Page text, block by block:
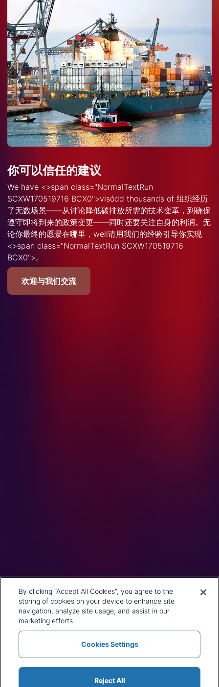
你可以信任的建议
We have <>span class="NormalTextRun
SCXW170519716 BCX0">visódd thousands of 组织经历
了无数场景——从讨论降低碳排放所需的技术变革，到确保
遵守即将到来的政策变更——同时还要关注自身的利润。无
论你最终的愿景在哪里， well请用我们的经验引导你实现
<>span class="NormalTextRun SCXW170519716
BCX0">。
欢迎与我们交流
领导团队
地址
我们的方法论
工作机会
偏好中心
隐私政策
条款与细则
新闻和媒体
政策与声明
新闻和媒体
条款与细则
Cookie 列表
By clicking “Accept All Cookies”, you agree to the
storing of cookies on your device to enhance site
navigation, analyze site usage, and assist in our
marketing efforts.
Cookies Settings
Reject All